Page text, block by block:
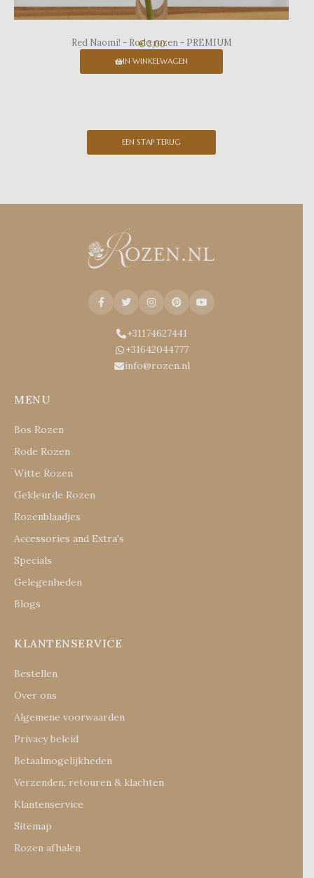
Red Naomi! - Rode rozen - PREMIUM
€ 3,00
IN WINKELWAGEN
EEN STAP TERUG
+31174627441
+31642044777
info@rozen.nl
MENU
Bos Rozen
Rode Rozen
Witte Rozen
Gekleurde Rozen
Rozenblaadjes
Accessories and Extra's
Specials
Gelegenheden
Blogs
KLANTENSERVICE
Bestellen
Over ons
Algemene voorwaarden
Privacy beleid
Betaalmogelijkheden
Verzenden, retouren & klachten
Klantenservice
Sitemap
Rozen afhalen